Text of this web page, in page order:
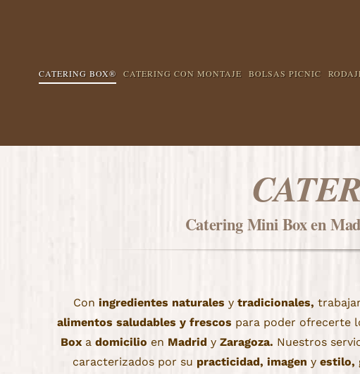
CATERING BOX® CATERING CON MONTAJE BOLSAS PICNIC
Catering Mini Box en
Con ingredientes naturales ytradicionales,
alimentos saludables y frescos para poder ofrecerte
Box adomicilio en Madrid yZaragoza. Nuestros
caracterizados por su practicidad, imagen y estilo,